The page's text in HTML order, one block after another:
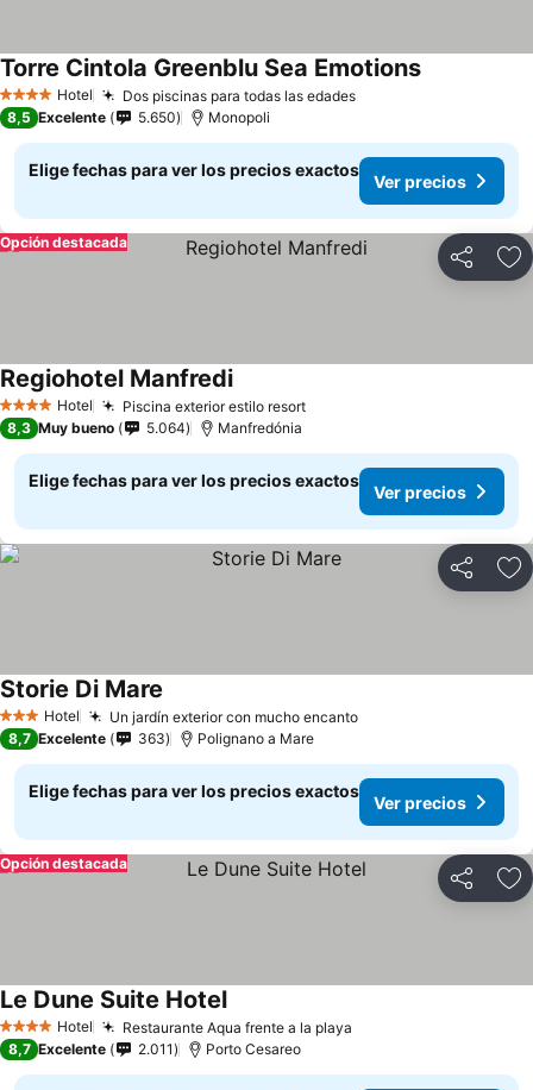
4 EstrellasHotel Dos piscinas para todas las edades
Torre Cintola Greenblu Sea Emotions
8,5 Excelente 5.650 Monopoli
Elige fechas para ver los precios exactos
Ver precios
Compartir
Opción destacada
4 EstrellasHotel Piscina exterior estilo resort
Regiohotel Manfredi
8,3 Muy bueno 5.064 Manfredónia
Elige fechas para ver los precios exactos
Ver precios
Compartir
3 Estrellas
Hotel Un jardín exterior con mucho encanto
Storie Di Mare
8,7 Excelente 363 Polignano a Mare
Elige fechas para ver los precios exactos
Ver precios
Compartir
Opción destacada
4 EstrellasHotel Restaurante Aqua frente a la playa
Le Dune Suite Hotel
8,7 Excelente 2.011 Porto Cesareo